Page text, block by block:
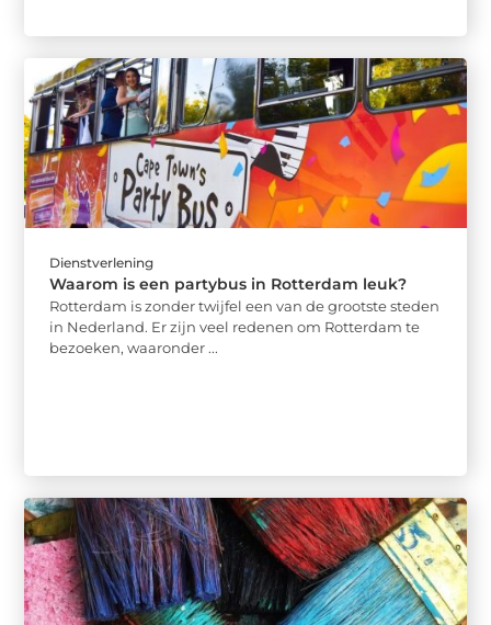
Dienstverlening
Waarom is een partybus in Rotterdam leuk?
Rotterdam is zonder twijfel een van de grootste steden
in Nederland. Er zijn veel redenen om Rotterdam te
bezoeken, waaronder ...